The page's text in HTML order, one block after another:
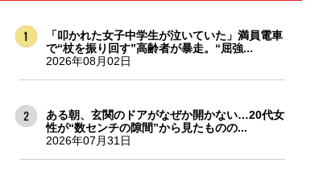
「叩かれた女子中学生が泣いていた」満員電車
で“杖を振り回す”高齢者が暴走。“屈強...
2026年08月02日
ある朝、玄関のドアがなぜか開かない…20代女
性が“数センチの隙間”から見たものの...
2026年07月31日